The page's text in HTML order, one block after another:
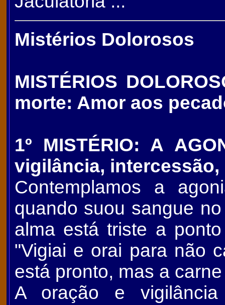
Mistérios Dolorosos
MISTÉRIOS
morte: Amor aos
1º MISTÉRIO: A
vigilância, intercessão,
Contemplamos a
quando suou sangue
alma está triste a
"Vigiai e orai para não
está pronto, mas a
A oração e